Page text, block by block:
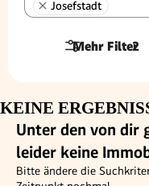
Josefstadt
Mehr Filter
2
KEINE
Unter den von dir
leider keine
Bitte ändere die